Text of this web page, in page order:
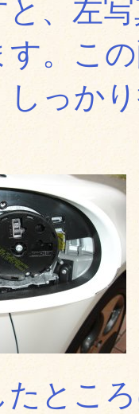
、左
。こ
しっか
とこ